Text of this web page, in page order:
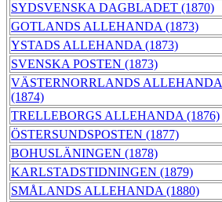
SYDSVENSKA DAGBLADET (1870)
GOTLANDS ALLEHANDA (1873)
YSTADS ALLEHANDA (1873)
SVENSKA POSTEN (1873)
VÄSTERNORRLANDS ALLEHANDA
(1874)
TRELLEBORGS ALLEHANDA (1876)
ÖSTERSUNDSPOSTEN (1877)
BOHUSLÄNINGEN (1878)
KARLSTADSTIDNINGEN (1879)
SMÅLANDS ALLEHANDA (1880)